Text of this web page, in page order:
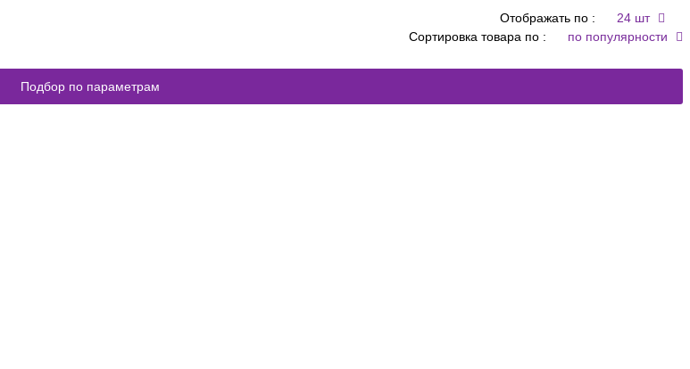
Отображать по :
24 шт
Сортировка товара по :
по популярности
Подбор по параметрам